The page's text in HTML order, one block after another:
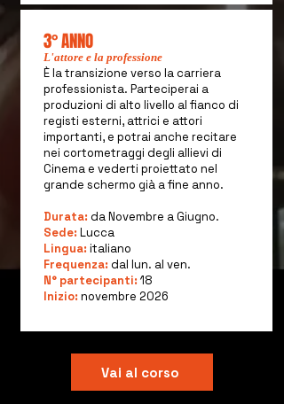
3° ANNO
L'attore e la professione
È la transizione verso la carriera
professionista. Parteciperai a
produzioni di alto livello al fianco di
registi esterni, attrici e attori
importanti, e potrai anche recitare
nei cortometraggi degli allievi di
Cinema e vederti proiettato nel
grande schermo già a fine anno.
Durata: da Novembre a Giugno.
Sede:Lucca
Lingua:italiano
Frequenza: dal lun. al ven.
N° partecipanti:18
Inizio:novembre 2026
Vai al corso